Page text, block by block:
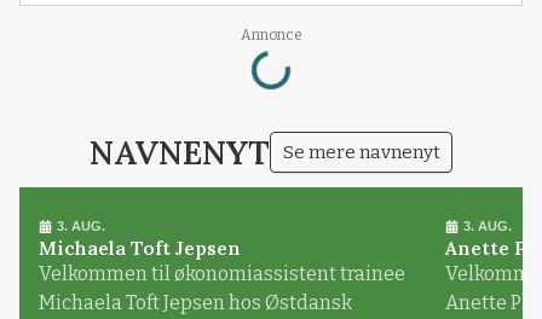
Annonce
Loading...
NAVNENYT Se mere navnenyt
3. AUG.
Michaela Toft Jepsen
Velkommen til økonomiassistent trainee
Michaela Toft Jepsen hos Østdansk
3. AUG.
Anette
Anette